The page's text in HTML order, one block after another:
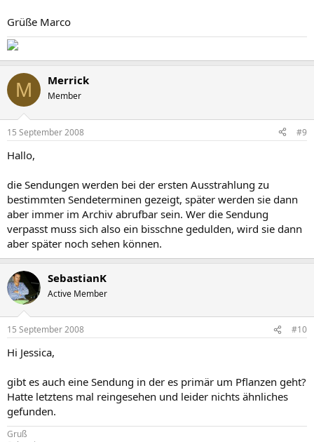
Grüße Marco
M Merrick
Member
15 September 2008 #9
Hallo,
die Sendungen werden bei der ersten Ausstrahlung zu
bestimmten Sendeterminen gezeigt, später werden sie dann
aber immer im Archiv abrufbar sein. Wer die Sendung
verpasst muss sich also ein bisschne gedulden, wird sie dann
aber später noch sehen können.
SebastianK
Active Member
15 September 2008 #10
Hi Jessica,
gibt es auch eine Sendung in der es primär um Pflanzen geht?
Hatte letztens mal reingesehen und leider nichts ähnliches
gefunden.
Gruß